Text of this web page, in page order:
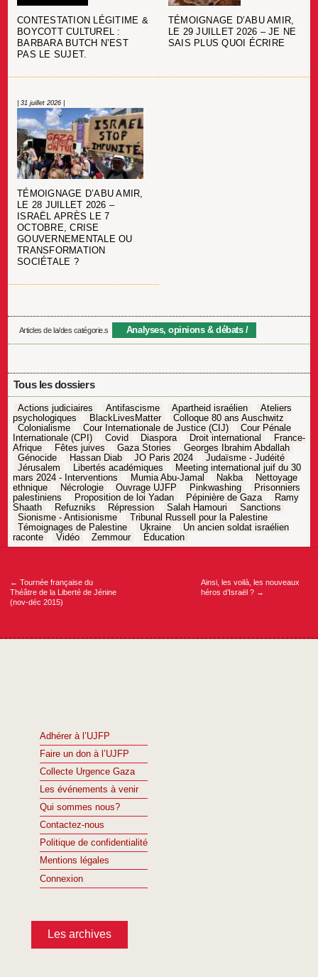
CONTESTATION LÉGITIME &
BOYCOTT CULTUREL :
BARBARA BUTCH N’EST
PAS LE SUJET.
TÉMOIGNAGE D’ABU AMIR,
LE 29 JUILLET 2026 – JE NE
SAIS PLUS QUOI ÉCRIRE
| 31 juillet 2026 |
TÉMOIGNAGE D’ABU AMIR,
LE 28 JUILLET 2026 –
ISRAËL APRÈS LE 7
OCTOBRE, CRISE
GOUVERNEMENTALE OU
TRANSFORMATION
SOCIÉTALE ?
Articles de la/des catégorie.s Analyses, opinions & débats
Tous les dossiers
Actions judiciaires Antifascisme Apartheid israélien
Ateliers
psychologiques
BlackLivesMatter
Colloque 80 ans Auschwitz
Colonialisme
Cour Internationale de Justice (CIJ)
Cour Pénale
Internationale (CPI)
Covid Diaspora Droit international
France-
Afrique
Fêtes juives Gaza Stories
Georges Ibrahim Abdallah
Génocide
Hassan Diab JO Paris 2024
Judaïsme - Judéité
Jérusalem
Libertés académiques
Meeting international juif du 30
mars 2024 - Interventions
Mumia Abu-Jamal Nakba
Nettoyage
ethnique
Nécrologie Ouvrage UJFP Pinkwashing
Prisonniers
palestiniens
Proposition de loi Yadan Pépinière de Gaza
Ramy
Shaath
Refuzniks Répression Salah Hamouri
Sanctions
Sionisme - Antisionisme
Tribunal Russell pour la Palestine
Témoignages de Palestine
Ukraine
Un ancien soldat israélien
raconte
Vidéo Zemmour Éducation
Navigation
← Tournée française du
Théâtre de la Liberté de Jénine
(nov-déc 2015)
Ainsi, les voilà, les nouveaux
héros d’Israël ? →
Adhérer à l’UJFP
Faire un don à l’UJFP
Collecte Urgence Gaza
Les événements à venir
Qui sommes nous?
Contactez-nous
Politique de confidentialité
Mentions légales
Connexion
Les archives